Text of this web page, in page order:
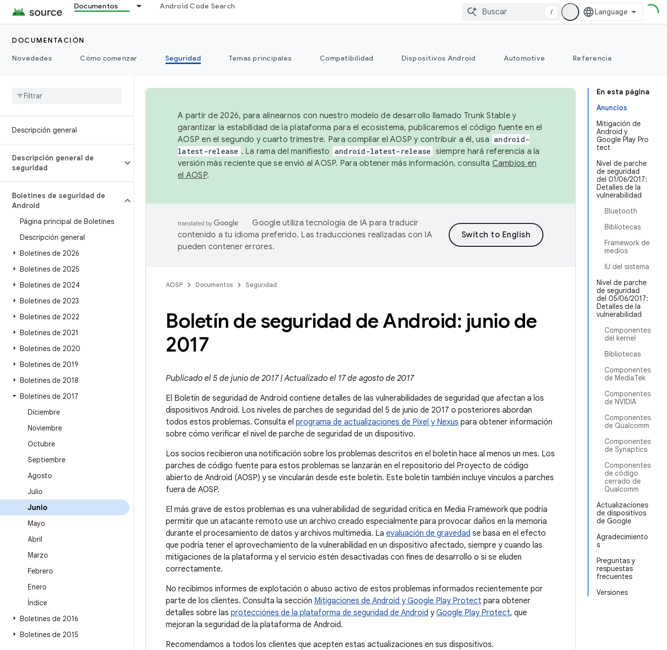
Documentos Android Code Search
/
DOCUMENTACIÓN
Novedades
Cómo comenzar Seguridad Temas principales Compatibilidad Dispositivos Android Automotive Referencia
Descripción general
Descripción general de
seguridad
Boletines de seguridad de
Android
Página principal de Boletines
Descripción general
Boletines de 2026
Boletines de 2025
Boletines de 2024
Boletines de 2023
Boletines de 2022
Boletines de 2021
Boletines de 2020
Boletines de 2019
Boletines de 2018
Boletines de 2017
Diciembre
Noviembre
Octubre
Septiembre
Agosto
Julio
Junio
Mayo
Abril
Marzo
Febrero
Enero
Índice
Boletines de 2016
Boletines de 2015
En esta página
Anuncios
Mitigación de
Android y
Google Play Pro
tect
Nivel de parche
de seguridad
del 01/06/2017:
Detalles de la
vulnerabilidad
Bluetooth
Bibliotecas
Framework de
medios
IU del sistema
Nivel de parche
de seguridad
del 05/06/2017:
Detalles de la
vulnerabilidad
Componentes
del kernel
Bibliotecas
Componentes
de MediaTek
Componentes
de NVIDIA
Componentes
de Qualcomm
Componentes
de Synaptics
Componentes
de código
cerrado de
Qualcomm
Actualizaciones
de dispositivos
de Google
Agradecimiento
s
Preguntas y
respuestas
frecuentes
Versiones
A partir de 2026, para alinearnos con nuestro modelo de desarrollo llamado Trunk Stable y
garantizar la estabilidad de la plataforma para el ecosistema, publicaremos el código fuente en el
AOSP en el segundo y cuarto trimestre. Para compilar el AOSP y contribuir a él, usa android-
latest-release . La rama del manifiesto android-latest-release siempre hará referencia a la
versión más reciente que se envió al AOSP. Para obtener más información, consulta Cambios en
el AOSP.
Google utiliza tecnología de IA para traducir
contenido a tu idioma preferido. Las traducciones realizadas con IA
pueden contener errores.
AOSP Documentos Seguridad
Boletín de seguridad de Android: junio de
2017
Publicado el 5 de junio de 2017 | Actualizado el 17 de agosto de 2017
El Boletín de seguridad de Android contiene detalles de las vulnerabilidades de seguridad que afectan a los
dispositivos Android. Los niveles de parches de seguridad del 5 de junio de 2017 o posteriores abordan
todos estos problemas. Consulta el programa de actualizaciones de Pixel y Nexus para obtener información
sobre cómo verificar el nivel de parche de seguridad de un dispositivo.
Los socios recibieron una notificación sobre los problemas descritos en el boletín hace al menos un mes. Los
parches de código fuente para estos problemas se lanzarán en el repositorio del Proyecto de código
abierto de Android (AOSP) y se vincularán desde este boletín. Este boletín también incluye vínculos a parches
fuera de AOSP.
El más grave de estos problemas es una vulnerabilidad de seguridad crítica en Media Framework que podría
permitir que un atacante remoto use un archivo creado especialmente para provocar daños en la memoria
durante el procesamiento de datos y archivos multimedia. La evaluación de gravedad se basa en el efecto
que podría tener el aprovechamiento de la vulnerabilidad en un dispositivo afectado, siempre y cuando las
mitigaciones de la plataforma y el servicio estén desactivadas con fines de desarrollo o si se eluden
correctamente.
No recibimos informes de explotación o abuso activo de estos problemas informados recientemente por
parte de los clientes. Consulta la sección Mitigaciones de Android y Google Play Protect para obtener
detalles sobre las protecciónes de la plataforma de seguridad de Android yGoogle Play Protect, que
mejoran la seguridad de la plataforma de Android.
Recomendamos a todos los clientes que acepten estas actualizaciones en sus dispositivos.